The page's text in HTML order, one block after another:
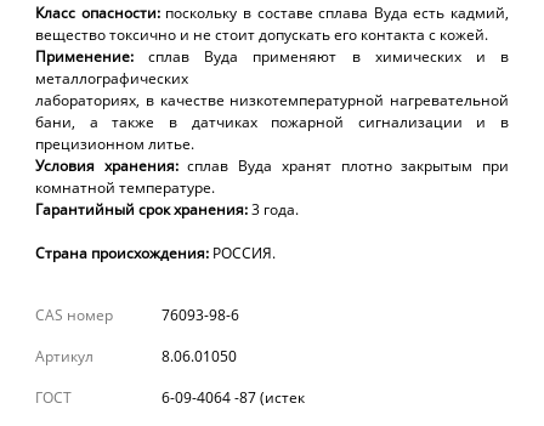
Класс опасности:поскольку в составе сплава Вуда есть кадмий,
вещество токсично и не стоит допускать его контакта с кожей.
Применение:
сплав Вуда применяют в химических и в
металлографических
лабораториях, в качестве низкотемпературной нагревательной
бани, а также в датчиках пожарной сигнализации и в
прецизионном литье.
Условия хранения:сплав Вуда хранят плотно закрытым при
комнатной температуре.
Гарантийный срокхранения:3 года.
Страна происхождения: РОССИЯ.
CAS номер
76093-98-6
Артикул
8.06.01050
ГОСТ
6-09-4064 -87 (истек